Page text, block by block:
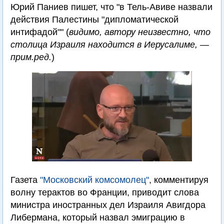
Юрий Паниев пишет, что "в Тель-Авиве назвали
действия Палестины "дипломатической
интифадой"" (видимо, автору неизвестно, что
столица Израиля находится в Иерусалиме, —
прим.ред.)
Газета "Московский комсомолец", комментируя
волну терактов во Франции, приводит слова
министра иностранных дел Израиля Авигдора
Либермана, который назвал эмиграцию в